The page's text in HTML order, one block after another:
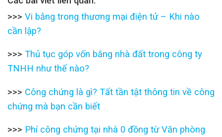
>>> Vi bằng trong thương mại điện tử – Khi nào
cần lập?
>>> Thủ tục góp vốn bằng nhà đất trong công ty
TNHH như thế nào?
>>> Công chứng là gì? Tất tần tật thông tin về công
chứng mà bạn cần biết
>>> Phí công chứng tại nhà 0 đồng từ Văn phòng